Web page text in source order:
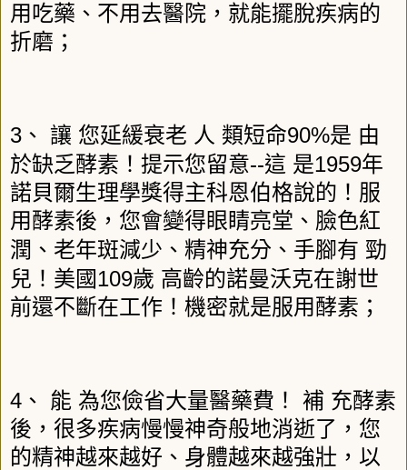
用吃藥、不用去醫院，就能擺脫疾病的
折磨；
3 、 讓 您延緩衰老 人 類短命90%是 由
於缺乏酵素！提示您留意--這 是1959年
諾貝爾生理學獎得主科恩伯格說的！服
用酵素後，您會變得眼睛亮堂、臉色紅
潤、老年斑減少、精神充分、手腳有 勁
兒！美國109歲 高齡的諾曼沃克在謝世
前還不斷在工作！機密就是服用酵素；
4 、 能 為您儉省大量醫藥費！ 補 充酵素
後，很多疾病慢慢神奇般地消逝了，您
的精神越來越好、身體越來越強壯，以